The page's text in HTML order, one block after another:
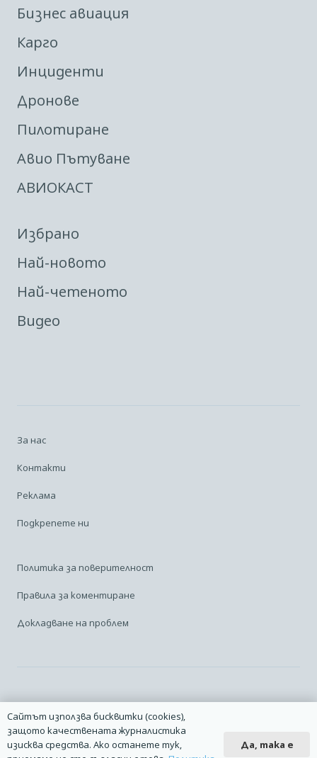
Бизнес авиация
Карго
Инциденти
Дронове
Пилотиране
Авио Пътуване
АВИОКАСТ
Избрано
Най-новото
Най-четеното
Видео
За нас
Контакти
Реклама
Подкрепете ни
Политика за поверителност
Правила за коментиране
Докладване на проблем
Linkedin
2014 – 2026 © Всички права запазени. | Издател: Авио Форум |
Дизайн manolov.net | Разработване Pixelliant
Сайтът използва бисквитки (cookies),
защото качествената журналистика
изисква средства. Ако останете тук,
Да, така е